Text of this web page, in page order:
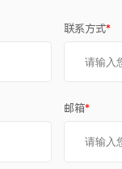
联系方式*
邮箱*